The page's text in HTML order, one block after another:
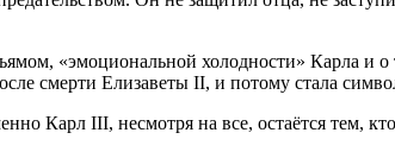
«эмоциональной холодности» Карла и
смерти Елизаветы II, и потому стала
Карл III, несмотря на все, остаётся тем,